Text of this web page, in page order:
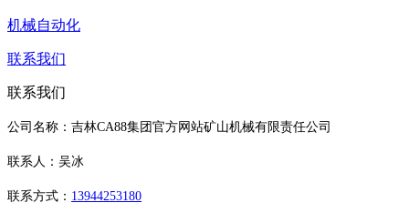
机械自动化
联系我们
联系我们
公司名称：吉林CA88集团官方网站矿山机械有限责任公司
联系人：吴冰
联系方式： 13944253180